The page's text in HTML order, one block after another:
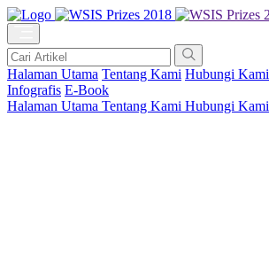
Halaman Utama Tentang Kami Hubungi Kami
Infografis E-Book
Halaman Utama Tentang Kami Hubungi Kami